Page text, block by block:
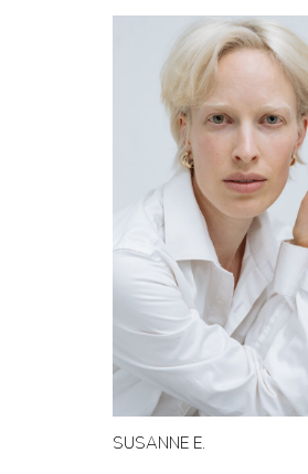
SUSANNE E.